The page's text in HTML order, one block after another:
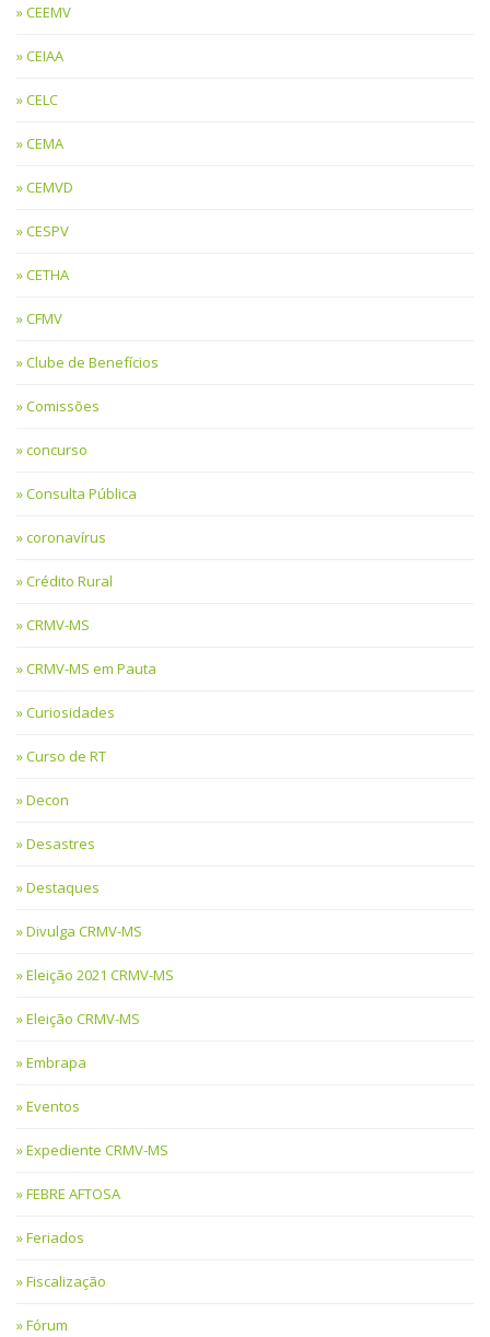
CEEMV
CEIAA
CELC
CEMA
CEMVD
CESPV
CETHA
CFMV
Clube de Benefícios
Comissões
concurso
Consulta Pública
coronavírus
Crédito Rural
CRMV-MS
CRMV-MS em Pauta
Curiosidades
Curso de RT
Decon
Desastres
Destaques
Divulga CRMV-MS
Eleição 2021 CRMV-MS
Eleição CRMV-MS
Embrapa
Eventos
Expediente CRMV-MS
FEBRE AFTOSA
Feriados
Fiscalização
Fórum